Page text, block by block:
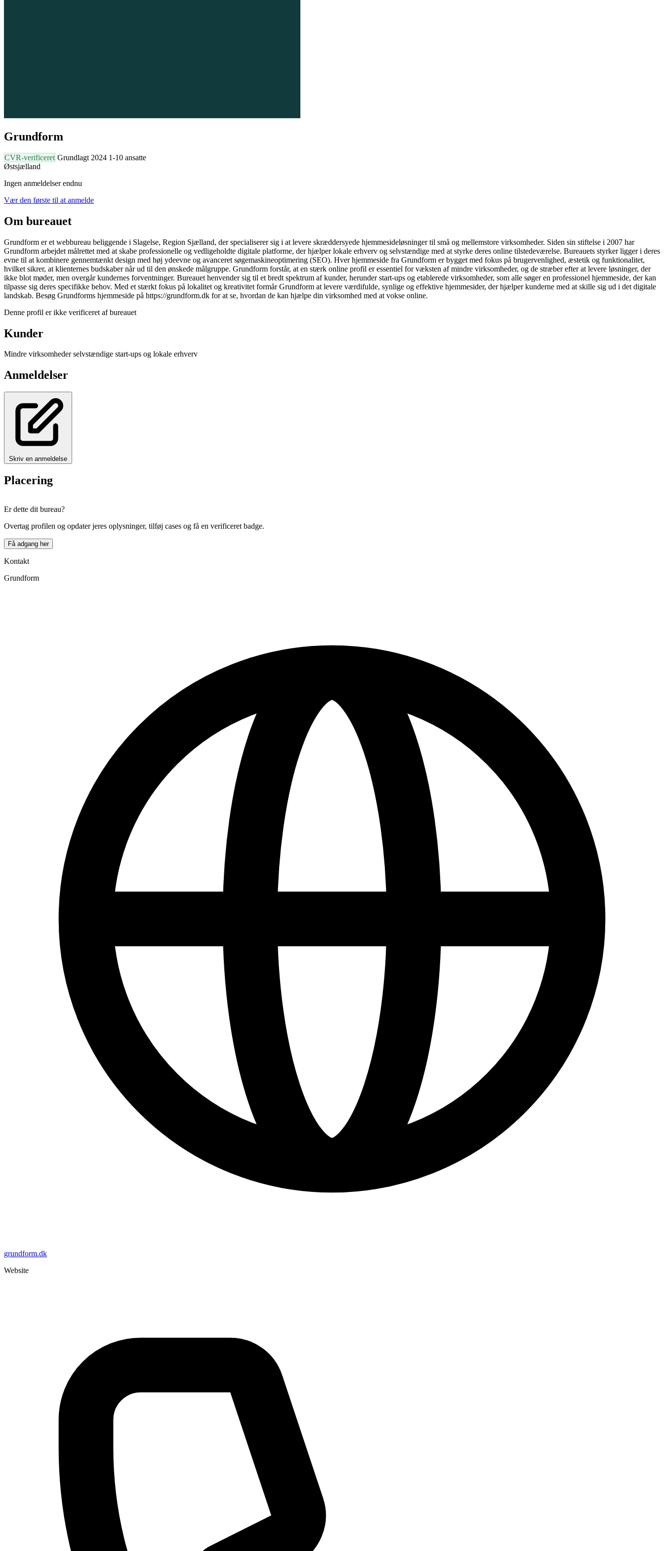
Grundform
CVR-verificeret Grundlagt 2024 1-10 ansatte
Østsjælland
Ingen anmeldelser endnu
Vær den første til at anmelde
Om bureauet
Grundform er et webbureau beliggende i Slagelse, Region Sjælland, der specialiserer sig i at levere skræddersyede hjemmesideløsninger til små og mellemstore virksomheder. Siden sin stiftelse i 2007 har
Grundform arbejdet målrettet med at skabe professionelle og vedligeholdte digitale platforme, der hjælper lokale erhverv og selvstændige med at styrke deres online tilstedeværelse. Bureauets styrker ligger i deres
evne til at kombinere gennemtænkt design med høj ydeevne og avanceret søgemaskineoptimering (SEO). Hver hjemmeside fra Grundform er bygget med fokus på brugervenlighed, æstetik og funktionalitet,
hvilket sikrer, at klienternes budskaber når ud til den ønskede målgruppe. Grundform forstår, at en stærk online profil er essentiel for væksten af mindre virksomheder, og de stræber efter at levere løsninger, der
ikke blot møder, men overgår kundernes forventninger. Bureauet henvender sig til et bredt spektrum af kunder, herunder start-ups og etablerede virksomheder, som alle søger en professionel hjemmeside, der kan
tilpasse sig deres specifikke behov. Med et stærkt fokus på lokalitet og kreativitet formår Grundform at levere værdifulde, synlige og effektive hjemmesider, der hjælper kunderne med at skille sig ud i det digitale
landskab. Besøg Grundforms hjemmeside på https://grundform.dk for at se, hvordan de kan hjælpe din virksomhed med at vokse online.
Denne profil er ikke verificeret af bureauet
Kunder
Mindre virksomheder selvstændige start-ups og lokale erhverv
Anmeldelser
Skriv en anmeldelse
Placering
+
−
Er dette dit bureau?
Overtag profilen og opdater jeres oplysninger, tilføj cases og få en verificeret badge.
Få adgang her
Kontakt
Grundform
grundform.dk
Website